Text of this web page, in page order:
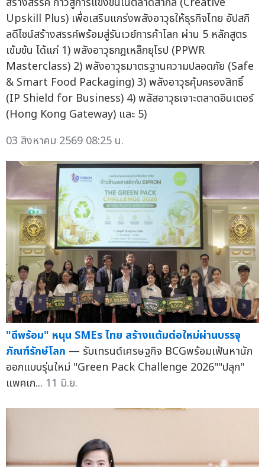
Upskill Plus) เพื่อเสริมแกร่งพลังอาวุธให้ธุรกิจไทย อัปสกิ
ลดีไซน์สร้างสรรค์พร้อมสู่รันเวย์การค้าโลก ผ่าน 5 หลักสูตร
เข้มข้น ได้แก่ 1) พลังอาวุธกฎเหล็กยุโรป (PPWR
Masterclass) 2) พลังอาวุธมาตรฐานความปลอดภัย (Safe
& Smart Food Packaging) 3) พลังอาวุธคุ้มครองสิทธิ์
(IP Shield for Business) 4) พลัสอาวุธเจาะตลาดอินเตอร์
(Hong Kong Gateway) และ 5)
03 สิงหาคม 2569 08:25 น.
"ดีพร้อม" หนุน SMEs ไทย สร้างแต้มต่อใหม่ผ่านบรรจุ
ภัณฑ์รักษ์โลก — รับเทรนด์เศรษฐกิจ BCGพร้อมเฟ้นหานัก
ออกแบบรุ่นใหม่ "Green Pack Challenge 2026""ปลุก"
แพคเก... 11 มิ.ย.